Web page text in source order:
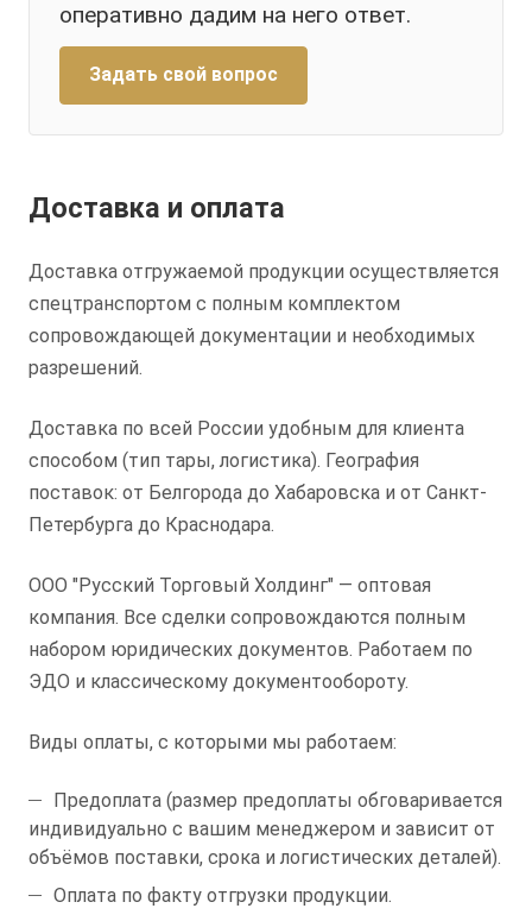
оперативно дадим на него ответ.
Задать свой вопрос
Доставка и оплата
Доставка отгружаемой продукции осуществляется
спецтранспортом с полным комплектом
сопровождающей документации и необходимых
разрешений.
Доставка по всей России удобным для клиента
способом (тип тары, логистика). География
поставок: от Белгорода до Хабаровска и от Санкт-
Петербурга до Краснодара.
ООО "Русский Торговый Холдинг" — оптовая
компания. Все сделки сопровождаются полным
набором юридических документов. Работаем по
ЭДО и классическому документообороту.
Виды оплаты, с которыми мы работаем:
Предоплата (размер предоплаты обговаривается
индивидуально с вашим менеджером и зависит от
объёмов поставки, срока и логистических деталей).
Оплата по факту отгрузки продукции.